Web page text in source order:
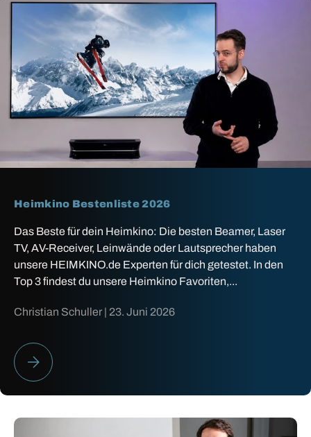
Heimkino Bestenliste 2026
Das Beste für dein Heimkino: Die besten Beamer, Laser
TV, AV-Receiver, Leinwände oder Lautsprecher haben
unsere HEIMKINO.de Experten für dich getestet. In den
Top 3 findest du unsere Heimkino Favoriten,...
Christian Schuller | 23. Juni 2026
HEIMKINO BESTENLISTE 2026